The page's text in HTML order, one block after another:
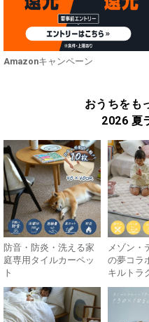
Amazonキャンペーン
おうちをも
2026 夏
防音・防炎・洗える家
庭専用タイルカーペッ
ト
メゾン・
の夢コラ
キルトラ